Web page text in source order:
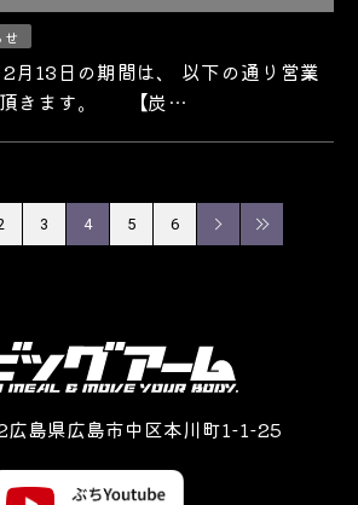
月13日の期間は、 以下の通り営業
頂きます。 【炭…
3 4 5 6
島県広島市中区本川町1-1-25